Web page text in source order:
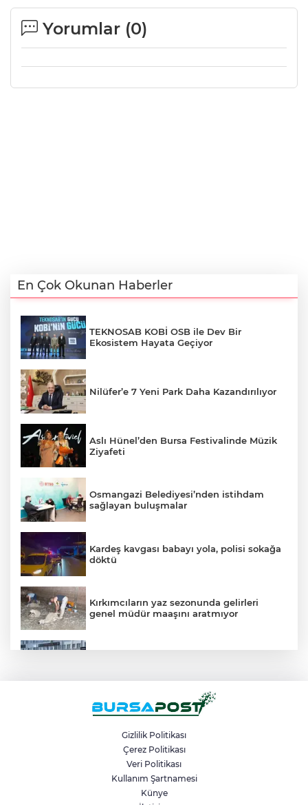
Yorumlar (0)
En Çok Okunan Haberler
TEKNOSAB KOBİ OSB ile Dev Bir
Ekosistem Hayata Geçiyor
Nilüfer’e 7 Yeni Park Daha Kazandırılıyor
Aslı Hünel’den Bursa Festivalinde Müzik
Ziyafeti
Osmangazi Belediyesi’nden istihdam
sağlayan buluşmalar
Kardeş kavgası babayı yola, polisi sokağa
döktü
Kırkımcıların yaz sezonunda gelirleri
genel müdür maaşını aratmıyor
Şekibe İnsel Doğal Yaşam Çiftliği atlı
Yangına müdahale ederken yüksekten
düşen itfaiye eri tedavi altında
Gizlilik Politikası
Çerez Politikası
Veri Politikası
Kullanım Şartnamesi
Künye